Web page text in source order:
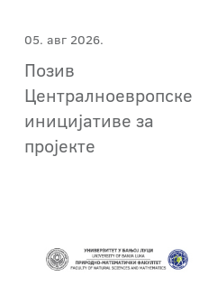
05. авг 2026.
Позив
Централноевропске
иницијативе за
пројекте